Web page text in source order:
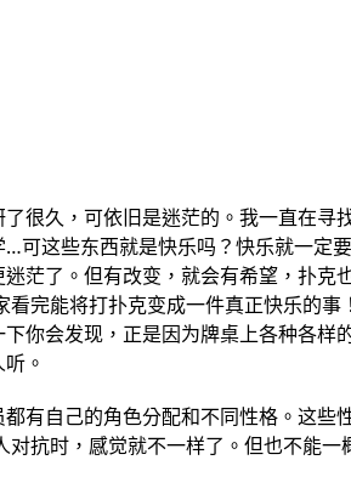
很久，可依旧是迷茫的。我一直在寻
可这些东西就是快乐吗？快乐就一定
茫了。但有改变，就会有希望，扑克
完能将打扑克变成一件真正快乐的事
你会发现，正是因为牌桌上各种各样
。
有自己的角色分配和不同性格。这些
抗时，感觉就不一样了。但也不能一